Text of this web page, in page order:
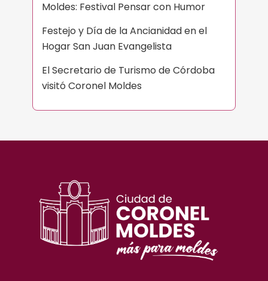
Moldes: Festival Pensar con Humor
Festejo y Día de la Ancianidad en el
Hogar San Juan Evangelista
El Secretario de Turismo de Córdoba
visitó Coronel Moldes